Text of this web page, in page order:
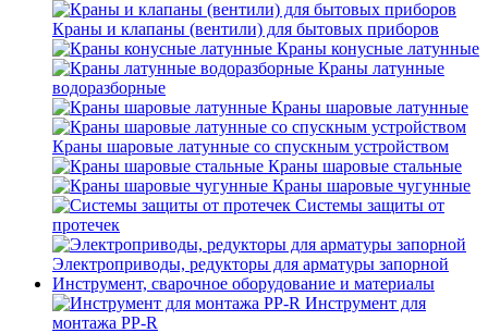
Краны и клапаны (вентили) для бытовых приборов
Краны конусные латунные
Краны латунные
водоразборные
Краны шаровые латунные
Краны шаровые латунные со спускным устройством
Краны шаровые стальные
Краны шаровые чугунные
Системы защиты от
протечек
Электроприводы, редукторы для арматуры запорной
Инструмент, сварочное оборудование и материалы
Инструмент для
монтажа PP-R